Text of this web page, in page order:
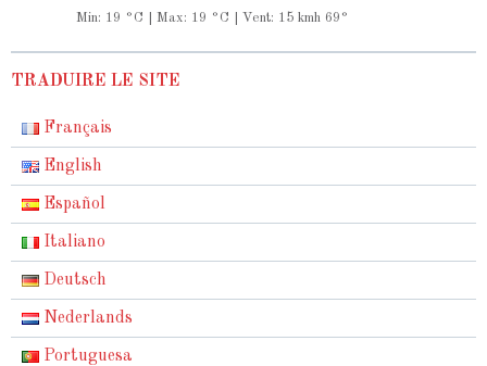
Min: 19 °C | Max: 19 °C | Vent: 15 kmh 69°
TRADUIRE LE SITE
Français
English
Español
Italiano
Deutsch
Nederlands
Portuguesa